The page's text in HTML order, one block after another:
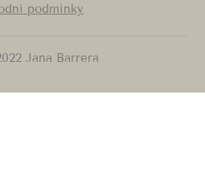
podmínky
Jana Barrera